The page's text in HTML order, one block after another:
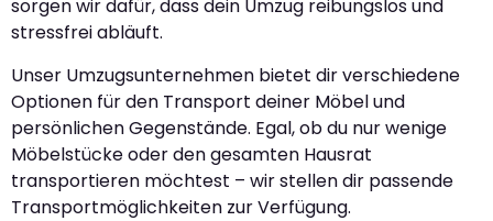
sorgen wir dafür, dass dein Umzug reibungslos und
stressfrei abläuft.
Unser Umzugsunternehmen bietet dir verschiedene
Optionen für den Transport deiner Möbel und
persönlichen Gegenstände. Egal, ob du nur wenige
Möbelstücke oder den gesamten Hausrat
transportieren möchtest – wir stellen dir passende
Transportmöglichkeiten zur Verfügung.